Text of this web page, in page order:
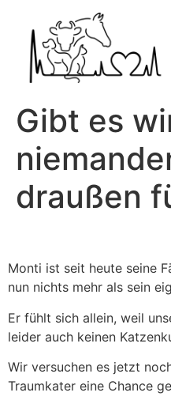
Gibt es
draußen
Monti ist seit heute seine
nun nichts mehr als sein
Er fühlt sich allein, weil
leider auch keinen
Wir versuchen es jetzt
Traumkater eine Chance